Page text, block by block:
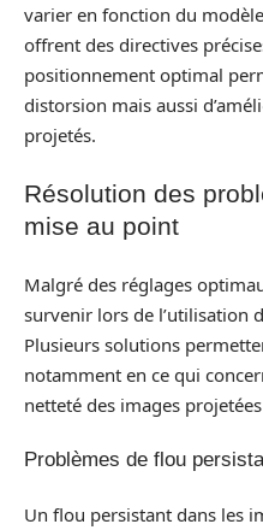
varier en fonction du
offrent des directives
positionnement optimal
distorsion mais aussi
projetés.
Résolution des
mise au point
Malgré des réglages
survenir lors de l’utilisation
Plusieurs solutions
notamment en ce qui
netteté des images
Problèmes de flou
Un flou persistant dans les